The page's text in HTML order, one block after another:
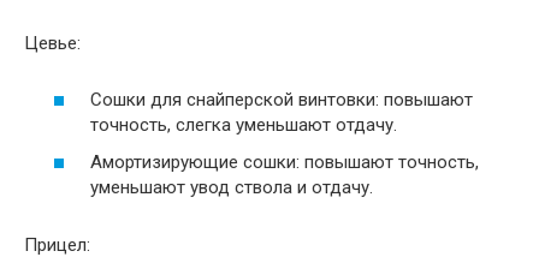
Цевье:
Сошки для снайперской винтовки: повышают
точность, слегка уменьшают отдачу.
Амортизирующие сошки: повышают точность,
уменьшают увод ствола и отдачу.
Прицел: